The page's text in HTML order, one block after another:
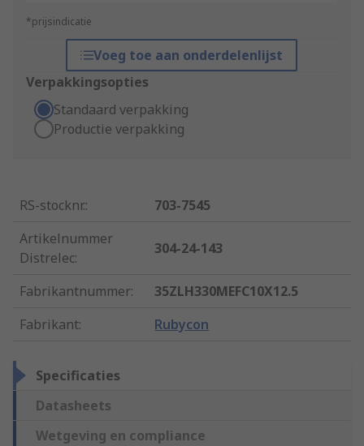
*prijsindicatie
Voeg toe aan onderdelenlijst
Verpakkingsopties
Standaard verpakking
Productie verpakking
RS-stocknr.:
703-7545
Artikelnummer
Distrelec:
304-24-143
Fabrikantnummer:
35ZLH330MEFC10X12.5
Fabrikant: Rubycon
Specificaties
Datasheets
Wetgeving en compliance